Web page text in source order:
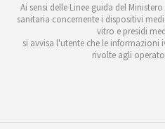
Ai sensi delle Linee guida del
sanitaria concernente i dispositivi
vitro e presidi
si avvisa l'utente che le informazioni
rivolte agli